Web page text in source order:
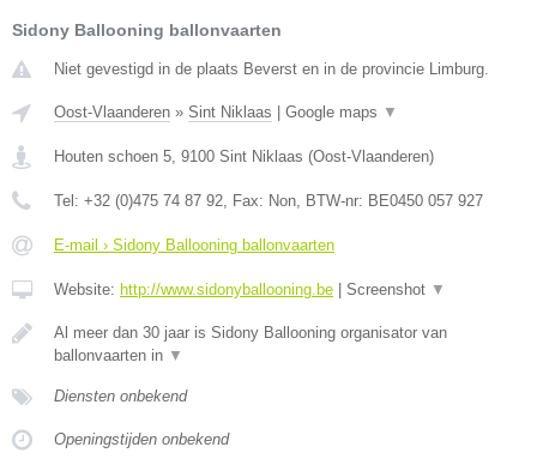
Sidony Ballooning ballonvaarten
Niet gevestigd in de plaats Beverst en in de provincie Limburg.
Oost-Vlaanderen » Sint Niklaas | Google maps ▼
Houten schoen 5 9100 Sint Niklaas (Oost-Vlaanderen)
Tel: +32 (0)475 74 87 92 , Fax: Non , BTW-nr: BE0450 057 927
E-mail › Sidony Ballooning ballonvaarten
Website: http://www.sidonyballooning.be | Screenshot ▼
Al meer dan 30 jaar is Sidony Ballooning organisator van
ballonvaarten in ▼
Diensten onbekend
Openingstijden onbekend